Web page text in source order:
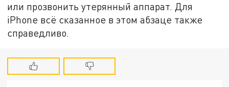
или прозвонить утерянный аппарат. Для
iPhone всё сказанное в этом абзаце также
справедливо.